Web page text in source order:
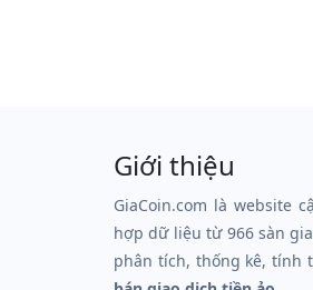
Giới thiệu
GiaCoin.com là website
hợp dữ liệu từ 966 sàn
phân tích, thống kê, tính